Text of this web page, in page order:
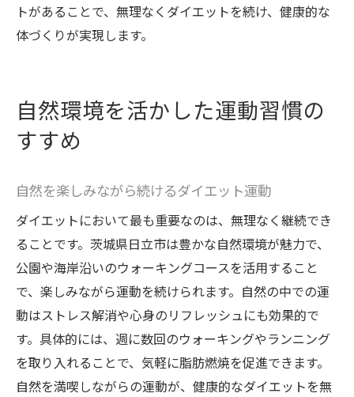
トがあることで、無理なくダイエットを続け、健康的な
体づくりが実現します。
自然環境を活かした運動習慣の
すすめ
自然を楽しみながら続けるダイエット運動
ダイエットにおいて最も重要なのは、無理なく継続でき
ることです。茨城県日立市は豊かな自然環境が魅力で、
公園や海岸沿いのウォーキングコースを活用すること
で、楽しみながら運動を続けられます。自然の中での運
動はストレス解消や心身のリフレッシュにも効果的で
す。具体的には、週に数回のウォーキングやランニング
を取り入れることで、気軽に脂肪燃焼を促進できます。
自然を満喫しながらの運動が、健康的なダイエットを無